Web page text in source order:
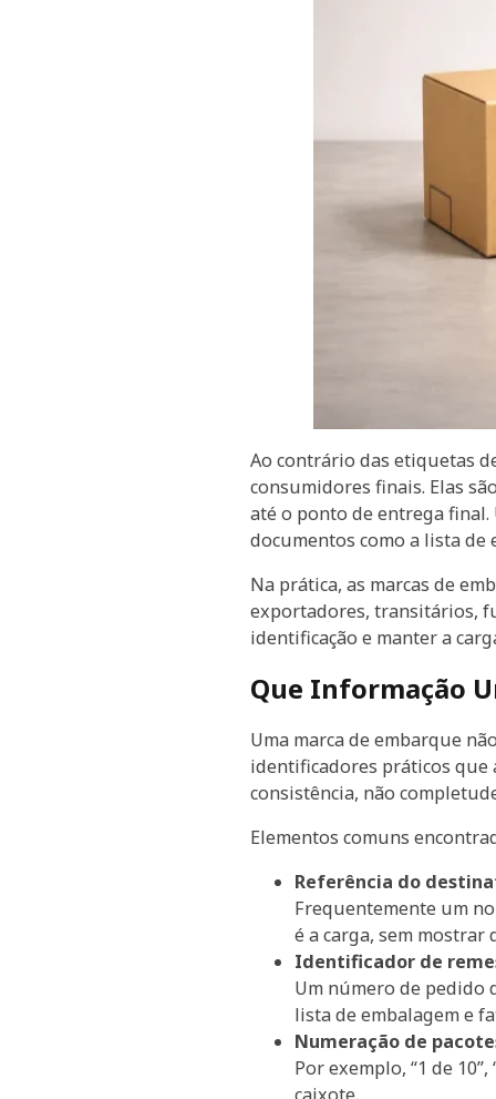
Ao contrário das etiquetas
consumidores finais. Elas
até o ponto de entrega
documentos como a lista de
Na prática, as marcas de
exportadores, transitários,
identificação e manter a
Que Informação
Uma marca de embarque
identificadores práticos que
consistência, não
Elementos comuns
Referência do
Frequentemente um
é a carga, sem mostrar
Identificador de
Um número de pedido
lista de embalagem e
Numeração de
Por exemplo, “1 de